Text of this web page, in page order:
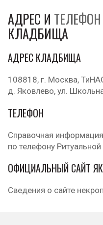
АДРЕС И ТЕЛЕФОН
КЛАДБИЩА
АДРЕС КЛАДБИЩА
108818, г. Москва,
д. Яковлево, ул.
ТЕЛЕФОН
Справочная
по телефону
ОФИЦИАЛЬНЫЙ САЙТ
Сведения о сайте